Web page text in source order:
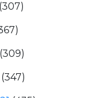
(307)
(309)
(347)